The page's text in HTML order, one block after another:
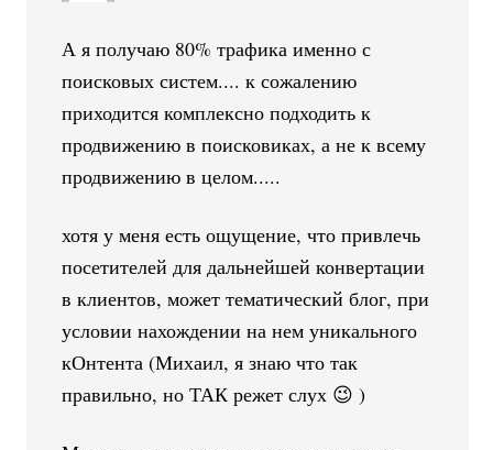
А я получаю 80% трафика именно с
поисковых систем.... к сожалению
приходится комплексно подходить к
продвижению в поисковиках, а не к всему
продвижению в целом.....
хотя у меня есть ощущение, что привлечь
посетителей для дальнейшей конвертации
в клиентов, может тематический блог, при
условии нахождении на нем уникального
кОнтента (Михаил, я знаю что так
правильно, но ТАК режет слух 😉 )